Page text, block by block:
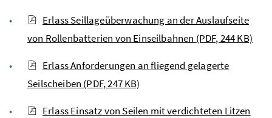
Erlass Seillageüberwachung an der Auslaufseite
von Rollenbatterien von Einseilbahnen (PDF, 244 KB)
Erlass Anforderungen an fliegend gelagerte
Seilscheiben (PDF, 247 KB)
Erlass Einsatz von Seilen mit verdichteten Litzen